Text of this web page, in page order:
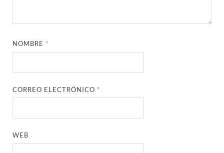
NOMBRE *
CORREO ELECTRÓNICO *
WEB